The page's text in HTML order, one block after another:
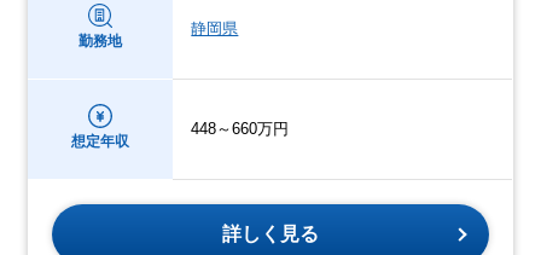
勤務地
静岡県
想定年収
448～660万円
詳しく見る